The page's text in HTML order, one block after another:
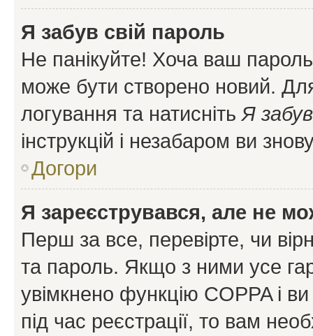
Я забув свій пароль
Не панікуйте! Хоча ваш
може бути створено новий.
логування та натисніть Я
інструкцій і незабаром ви
Догори
Я зареєструвався, але не
Перш за все, перевірте, чи
та пароль. Якщо з ними усе
увімкнено функцію COPPA і
під час реєстрації, то вам